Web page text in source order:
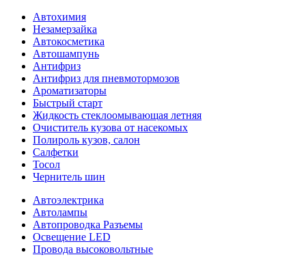
Автохимия
Незамерзайка
Автокосметика
Автошампунь
Антифриз
Антифриз для пневмотормозов
Ароматизаторы
Быстрый старт
Жидкость стеклоомывающая летняя
Очиститель кузова от насекомых
Полироль кузов, салон
Салфетки
Тосол
Чернитель шин
Автоэлектрика
Автолампы
Автопроводка Разъемы
Освещение LED
Провода высоковольтные